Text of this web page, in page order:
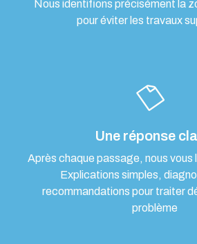
Nous identifions précisément la
pour éviter les travaux
Une réponse
Après chaque passage, nous vous
Explications simples,
recommandations pour traiter
problème